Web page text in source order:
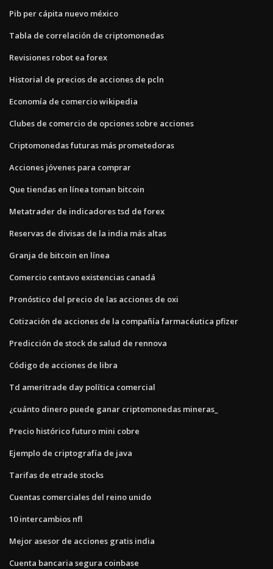
Pib per cápita nuevo méxico
Tabla de correlación de criptomonedas
Revisiones robot ea forex
Historial de precios de acciones de pcln
Economía de comercio wikipedia
Clubes de comercio de opciones sobre acciones
Criptomonedas futuras más prometedoras
Acciones jóvenes para comprar
Que tiendas en línea toman bitcoin
Metatrader de indicadores tsd de forex
Reservas de divisas de la india más altas
Granja de bitcoin en línea
Comercio centavo existencias canadá
Pronóstico del precio de las acciones de oxi
Cotización de acciones de la compañía farmacéutica pfizer
Predicción de stock de salud de rennova
Código de acciones de libra
Td ameritrade day política comercial
¿cuánto dinero puede ganar criptomonedas mineras_
Precio histórico futuro mini cobre
Ejemplo de criptografía de java
Tarifas de etrade stocks
Cuentas comerciales del reino unido
10 intercambios nfl
Mejor asesor de acciones gratis india
Cuenta bancaria segura coinbase